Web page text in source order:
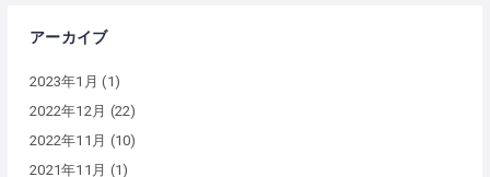
アーカイブ
2023年1月 (1)
2022年12月 (22)
2022年11月 (10)
2021年11月 (1)